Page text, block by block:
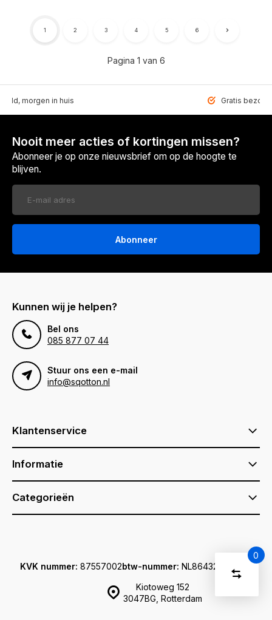
Pagina 1 van 6
1 2 3 4 5 6
morgen in huis Gratis
Nooit meer acties of kortingen missen?
Abonneer je op onze nieuwsbrief om op de hoogte te
blijven.
Abonneer
Kunnen wij je helpen?
Bel ons
085 877 07 44
Stuur ons een e-mail
info@sqotton.nl
Klantenservice
Informatie
Categorieën
Kiotoweg 152
3047BG, Rotterdam
KVK nummer: 87557002btw-nummer: NL864329222B01
0
Vergelijk
Verwijder
U
Start